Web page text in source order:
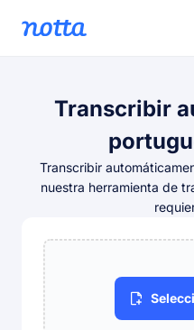
Transcribir
Transcribir
nuestra herramienta de